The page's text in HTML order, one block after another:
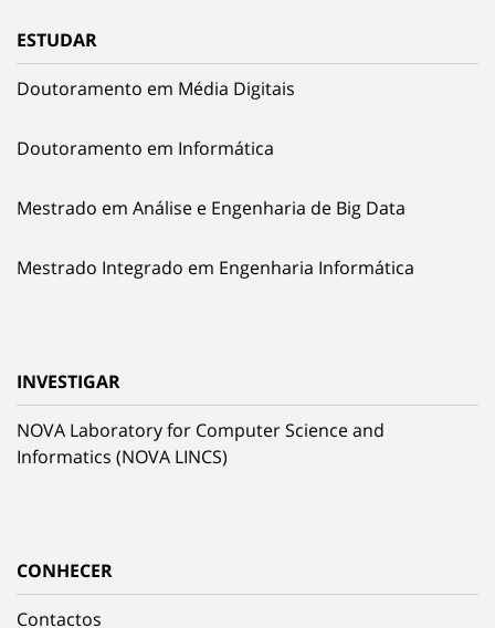
ESTUDAR
Doutoramento em Média Digitais
Doutoramento em Informática
Mestrado em Análise e Engenharia de Big Data
Mestrado Integrado em Engenharia Informática
INVESTIGAR
NOVA Laboratory for Computer Science and
Informatics (NOVA LINCS)
CONHECER
Contactos